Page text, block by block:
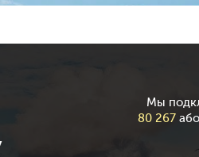
Мы
80 267